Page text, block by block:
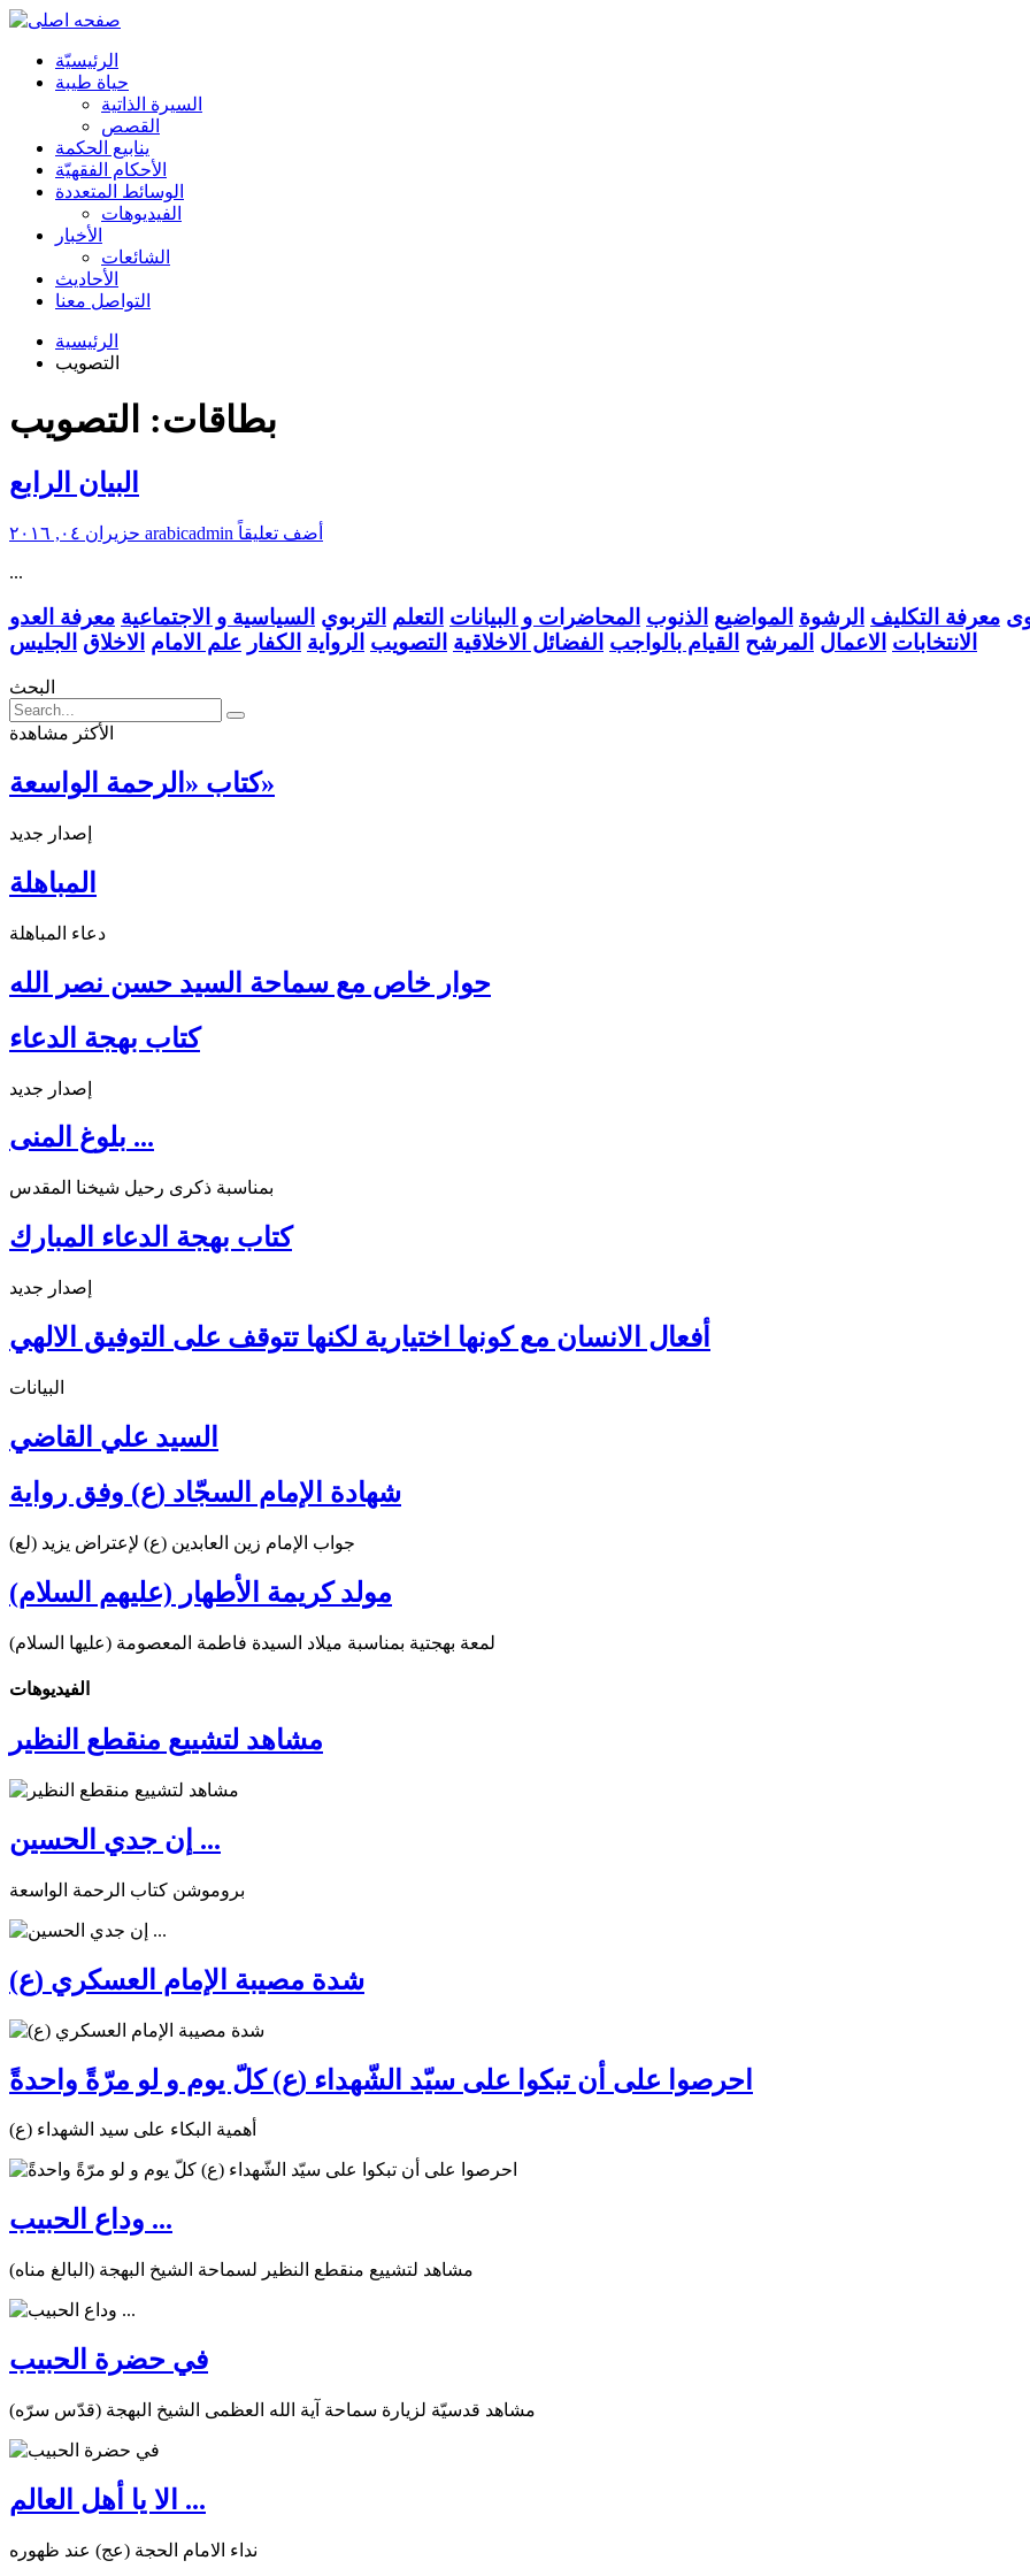
الرئیسیّة
حياة طيبة
السيرة الذاتية
القصص
ينابيع الحكمة
الأحکام الفقهیّة
الوسائط المتعددة
الفیدیوهات
الأخبار
الشائعات
الأحادیث
التواصل معنا
الرئيسية
التصويب
بطاقات: التصويب
البيان الرابع
arabicadmin أضف تعليقاً
...
معرفة التكليف الرشوة المواضيع الذنوب المحاضرات و البيانات التعلم التربوي السياسية و الاجتماعية معرفة العدو
الانتخابات الاعمال المرشح القيام بالواجب الفضائل الاخلاقية التصويب الرواية الكفار علم الامام الاخلاق الجليس
البحث
الأكثر مشاهدة
كتاب «الرحمة الواسعة»
إصدار جديد
المباهلة
دعاء المباهلة
حوار خاص مع سماحة السيد حسن نصر الله
كتاب بهجة الدعاء
إصدار جديد
بلوغ المنى ...
بمناسبة ذكرى رحيل شيخنا المقدس
كتاب بهجة الدعاء المبارك
إصدار جديد
أفعال الانسان مع كونها اختيارية لكنها تتوقف على التوفيق الالهي
البيانات
السيد علي القاضي
شهادة الإمام السجّاد (ع) وفق رواية
جواب الإمام زين العابدين (ع) لإعتراض يزيد (لع)
مولد كريمة الأطهار (عليهم السلام)
لمعة بهجتية بمناسبة ميلاد السيدة فاطمة المعصومة (عليها السلام)
الفیدیوهات
مشاهد لتشييع منقطع النظير
إن جدي الحسين ...
بروموشن كتاب الرحمة الواسعة
شدة مصيبة الإمام العسكري (ع)
احرصوا على أن تبكوا على سيّد الشّهداء (ع) كلّ يوم و لو مرّةً واحدةً
أهمية البكاء على سيد الشهداء (ع)
وداع الحبيب ...
مشاهد لتشييع منقطع النظير لسماحة الشيخ البهجة (البالغ مناه)
في حضرة الحبيب
مشاهد قدسيّة لزيارة سماحة آية الله العظمى الشيخ البهجة (قدّس سرّه)
الا يا أهل العالم ...
نداء الامام الحجة (عج) عند ظهوره